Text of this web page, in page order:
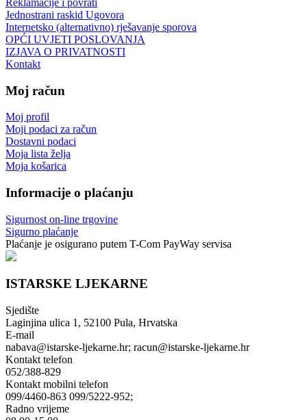
Jednostrani raskid Ugovora
Internetsko (alternativno) rješavanje sporova
OPĆI UVJETI POSLOVANJA
IZJAVA O PRIVATNOSTI
Kontakt
Moj račun
Moj profil
Moji podaci za račun
Dostavni podaci
Moja lista želja
Moja košarica
Informacije o plaćanju
Sigurnost on-line trgovine
Sigurno plaćanje
Plaćanje je osigurano putem T-Com PayWay servisa
ISTARSKE LJEKARNE
Sjedište
Laginjina ulica 1, 52100 Pula, Hrvatska
E-mail
nabava@istarske-ljekarne.hr; racun@istarske-ljekarne.hr
Kontakt telefon
052/388-829
Kontakt mobilni telefon
099/4460-863 099/5222-952;
Radno vrijeme